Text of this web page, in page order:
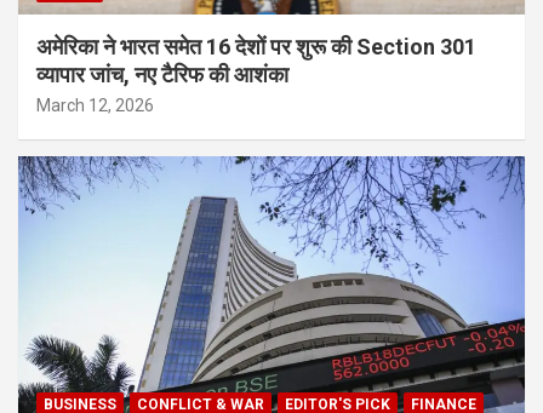
अमेरिका ने भारत समेत 16 देशों पर शुरू की Section 301
व्यापार जांच, नए टैरिफ की आशंका
March 12, 2026
BUSINESS CONFLICT & WAR EDITOR'S PICK
FINANCE